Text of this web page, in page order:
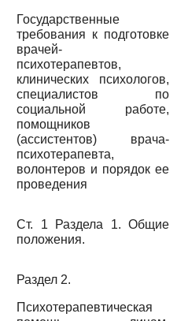
Государственные
требования к подготовке
врачей-
психотерапевтов,
клинических психологов,
специалистов по
социальной работе,
помощников
(ассистентов) врача-
психотерапевта,
волонтеров и порядок ее
проведения
Ст. 1 Раздела 1. Общие
положения.
Раздел 2.
Психотерапевтическая